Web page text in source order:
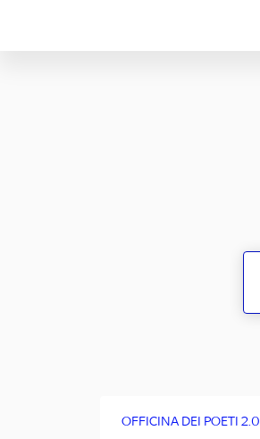
OFFICINA DEI POETI 2.0